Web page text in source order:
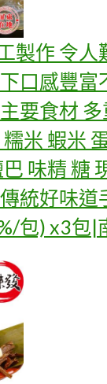
製作 令人
口感豐富
要食材
米 蝦米
味精 糖
統好味道
包) x3包|